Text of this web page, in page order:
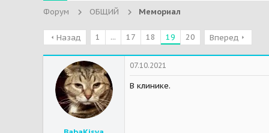
Форум ОБЩИЙ Мемориал
Назад 1 ... 17 18 19 20 Вперед
07.10.2021
В клинике.